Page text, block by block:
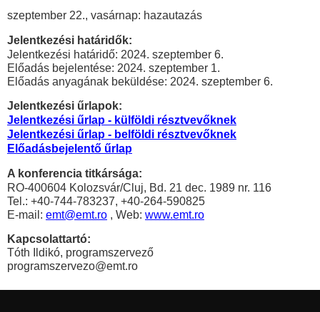
szeptember 22., vasárnap: hazautazás
Jelentkezési határidők:
Jelentkezési határidő: 2024. szeptember 6.
Előadás bejelentése: 2024. szeptember 1.
Előadás anyagának beküldése: 2024. szeptember 6.
Jelentkezési űrlapok:
Jelentkezési űrlap - külföldi résztvevőknek
Jelentkezési űrlap - belföldi résztvevőknek
Előadásbejelentő űrlap
A konferencia titkársága:
RO-400604 Kolozsvár/Cluj, Bd. 21 dec. 1989 nr. 116
Tel.: +40-744-783237, +40-264-590825
E-mail: emt@emt.ro , Web: www.emt.ro
Kapcsolattartó:
Tóth Ildikó, programszervező
programszervezo@emt.ro